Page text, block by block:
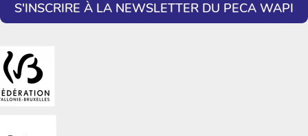
S'INSCRIRE À LA NEWSLETTER DU PECA WAPI